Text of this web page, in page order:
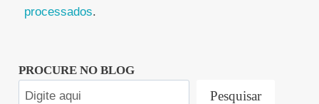
processados.
PROCURE NO BLOG
Pesquisar